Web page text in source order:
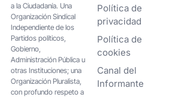
a la Ciudadanía. Una
Organización Sindical
Independiente de los
Partidos políticos,
Gobierno,
Administración Pública u
otras Instituciones; una
Organización Pluralista,
con profundo respeto a
Política de
privacidad
Política de
cookies
Canal del
Informante